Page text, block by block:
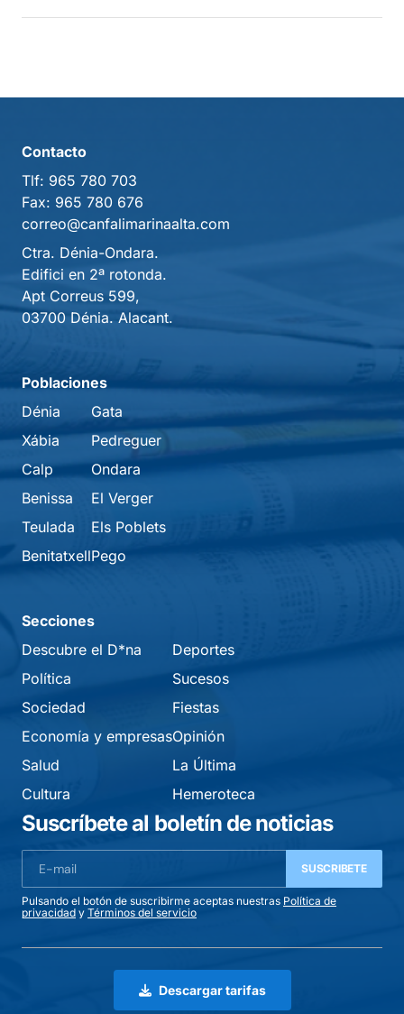
Contacto
Tlf: 965 780 703
Fax: 965 780 676
correo@canfalimarinaalta.com
Ctra. Dénia-Ondara.
Edifici en 2ª rotonda.
Apt Correus 599,
03700 Dénia. Alacant.
Poblaciones
Dénia
Xábia
Calp
Benissa
Teulada
Benitatxell
Gata
Pedreguer
Ondara
El Verger
Els Poblets
Pego
Secciones
Descubre el D*na
Política
Sociedad
Economía y empresas
Salud
Cultura
Deportes
Sucesos
Fiestas
Opinión
La Última
Hemeroteca
Suscríbete al boletín de noticias
SUSCRIBETE
Pulsando el botón de suscribirme aceptas nuestras Política de
privacidad y Términos del servicio
Descargar tarifas